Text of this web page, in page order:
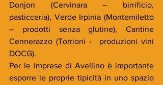
Donjon (Cervinara – birrificio,
pasticceria), Verde Irpinia (Montemiletto
– prodotti senza glutine), Cantine
Cennerazzo (Torrioni -  produzioni vini
DOCG).
Per le imprese di Avellino è importante
esporre le proprie tipicità in uno spazio